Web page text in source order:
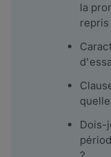
la
repris
Dois-